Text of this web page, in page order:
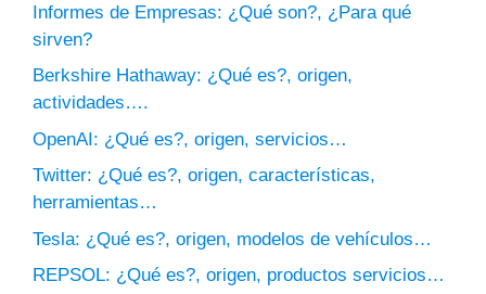
Informes de Empresas: ¿Qué son?, ¿Para qué
sirven?
Berkshire Hathaway: ¿Qué es?, origen,
actividades….
OpenAI: ¿Qué es?, origen, servicios…
Twitter: ¿Qué es?, origen, características,
herramientas…
Tesla: ¿Qué es?, origen, modelos de vehículos…
REPSOL: ¿Qué es?, origen, productos servicios…